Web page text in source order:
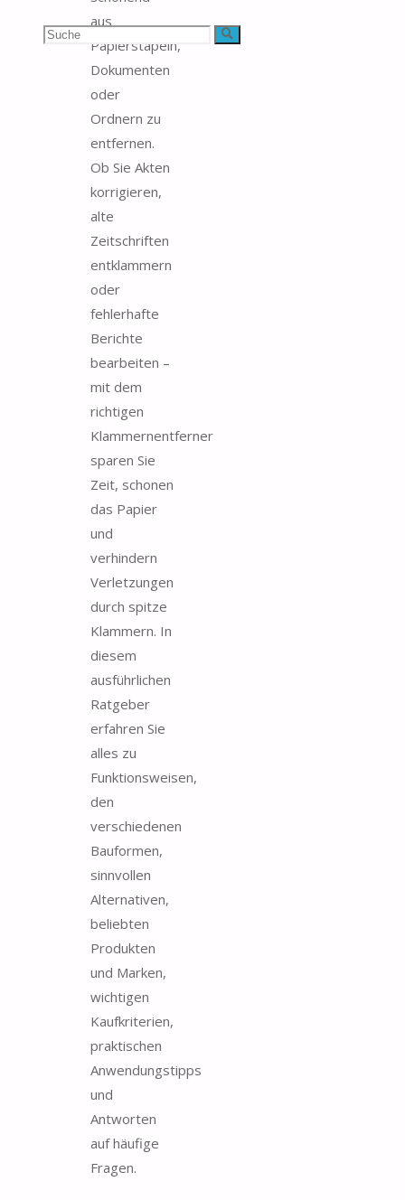
Suchen Suche
aus
Papierstapeln,
Dokumenten
oder
Ordnern zu
entfernen.
Ob Sie Akten
korrigieren,
alte
Zeitschriften
entklammern
oder
fehlerhafte
Berichte
bearbeiten –
mit dem
richtigen
Klammernentferner
sparen Sie
Zeit, schonen
das Papier
und
verhindern
Verletzungen
durch spitze
Klammern. In
diesem
ausführlichen
Ratgeber
erfahren Sie
alles zu
Funktionsweisen,
den
verschiedenen
Bauformen,
sinnvollen
Alternativen,
beliebten
Produkten
und Marken,
wichtigen
Kaufkriterien,
praktischen
Anwendungstipps
und
Antworten
auf häufige
Fragen.